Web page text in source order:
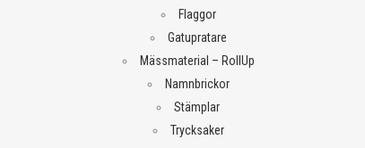
Flaggor
Gatupratare
Mässmaterial – RollUp
Namnbrickor
Stämplar
Trycksaker